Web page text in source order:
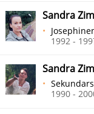
Suchen
Sandra
1992 -
Sandra
1990 -